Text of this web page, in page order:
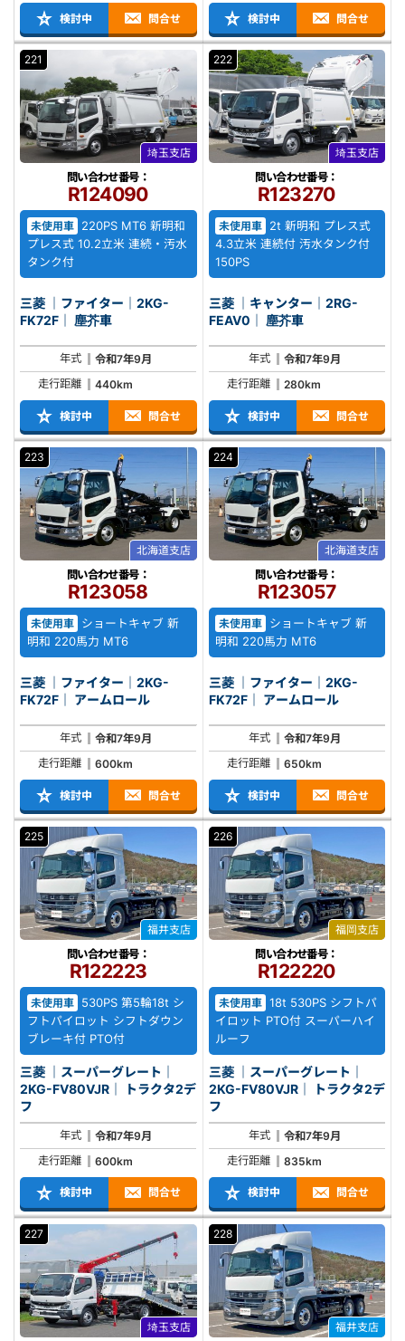
検討中 問合せ 検討中 問合せ
221
埼玉支店
問い合わせ番号：
R124090
未使用車
220PS MT6 新明和
プレス式 10.2立米 連続・汚水
タンク付
三菱 ｜ファイター｜2KG-
FK72F｜ 塵芥車
年式
令和7年9月
走行距離
440km
検討中 問合せ
222
埼玉支店
問い合わせ番号：
R123270
未使用車 2t 新明和 プレス式
4.3立米 連続付 汚水タンク付
150PS
三菱 ｜キャンター｜2RG-
FEAV0｜ 塵芥車
年式
令和7年9月
走行距離
280km
検討中 問合せ
223
北海道支店
問い合わせ番号：
R123058
未使用車
ショートキャブ 新
明和 220馬力 MT6
三菱 ｜ファイター｜2KG-
FK72F｜ アームロール
年式
令和7年9月
走行距離
600km
検討中 問合せ
224
北海道支店
問い合わせ番号：
R123057
未使用車 ショートキャブ 新
明和 220馬力 MT6
三菱 ｜ファイター｜2KG-
FK72F｜ アームロール
年式
令和7年9月
走行距離
650km
検討中 問合せ
225
福井支店
問い合わせ番号：
R122223
未使用車
530PS 第5輪18t シ
フトパイロット シフトダウン
ブレーキ付 PTO付
三菱 ｜スーパーグレート｜
2KG-FV80VJR｜ トラクタ2デ
フ
年式
令和7年9月
走行距離
600km
検討中 問合せ
226
福岡支店
問い合わせ番号：
R122220
未使用車 18t 530PS シフトパ
イロット PTO付 スーパーハイ
ルーフ
三菱 ｜スーパーグレート｜
2KG-FV80VJR｜ トラクタ2デ
フ
年式
令和7年9月
走行距離
835km
検討中 問合せ
227
埼玉支店
228
福井支店